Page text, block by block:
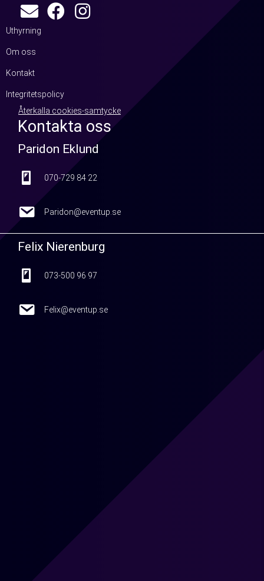
Uthyrning
Om oss
Kontakt
Integritetspolicy
Återkalla cookies-samtycke
Kontakta oss
Paridon Eklund
070-729 84 22
070-729 84 22
Paridon@eventup.se
Paridon@eventup.se
Felix Nierenburg
073-500 96 97
073-500 96 97
Felix@eventup.se
Felix@eventup.se